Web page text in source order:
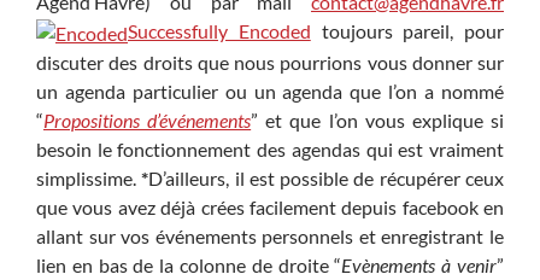
Successfully Encoded toujours pareil, pour
discuter des droits que nous pourrions vous donner sur
un agenda particulier ou un agenda que l’on a nommé
“Propositions d’événements” et que l’on vous explique si
besoin le fonctionnement des agendas qui est vraiment
simplissime.*D’ailleurs, il est possible de récupérer ceux
que vous avez déjà crées facilement depuis facebook en
allant sur vos événements personnels et enregistrant le
lien en bas de la colonne de droite “Evènements à venir”